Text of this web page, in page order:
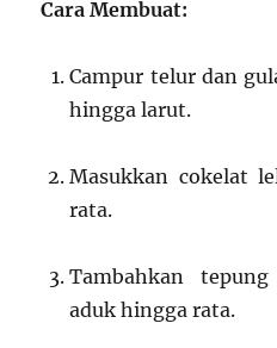
Cara Membuat:
Campur telur dan
hingga larut.
Masukkan cokelat
rata.
Tambahkan
aduk hingga rata.